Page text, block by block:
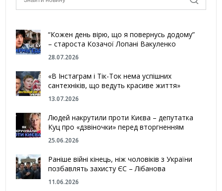
“Кожен день вірю, що я повернусь додому”
– староста Козачої Лопані Вакуленко
28.07.2026
«В Інстаграм і Тік-Ток нема успішних
сантехніків, що ведуть красиве життя»
13.07.2026
Людей накрутили проти Києва – депутатка
Куц про «дзвіночки» перед вторгненням
25.06.2026
Раніше війні кінець, ніж чоловіків з України
позбавлять захисту ЄС – Лібанова
11.06.2026